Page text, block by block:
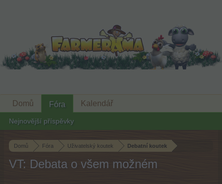
Domů Fóra Uživatelský koutek Debatní koutek
VT: Debata o všem možném
Domů Fóra
Nejnovější příspěvky
Kalendář